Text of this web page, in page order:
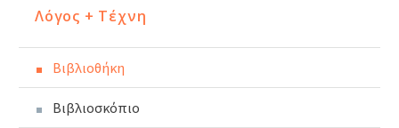
Λόγος + Τέχνη
Βιβλιοθήκη
Βιβλιοσκόπιο